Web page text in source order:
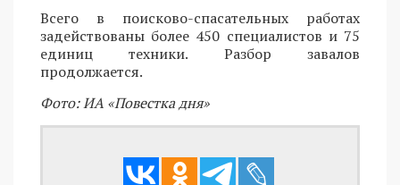
Всего в поисково-спасательных работах
задействованы более 450 специалистов и 75
единиц техники. Разбор завалов
продолжается.
Фото: ИА «Повестка дня»